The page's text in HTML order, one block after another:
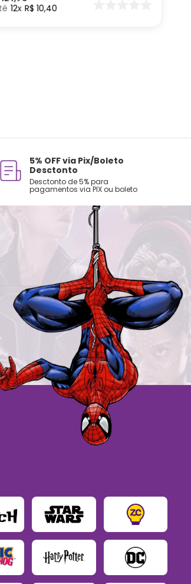
12 R$ 10,40
5% OFF via Pix/Boleto
Desctonto
Desctonto de 5% para
pagamentos via PIX ou boleto